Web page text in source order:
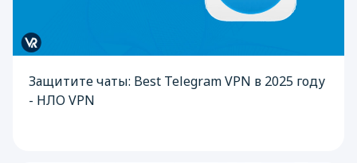
Защитите чаты: Best Telegram VPN в 2025 году
- НЛО VPN